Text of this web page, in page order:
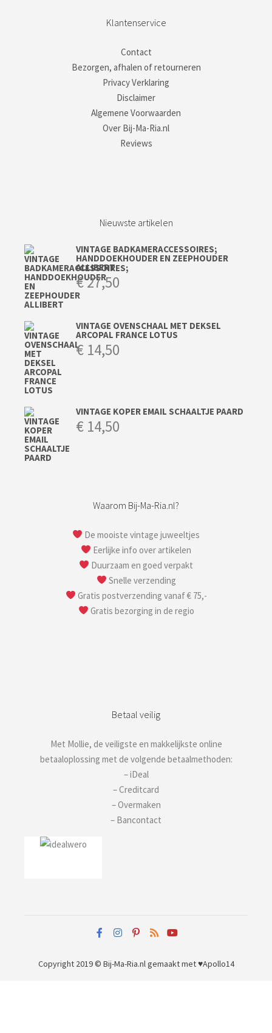
Klantenservice
Contact
Bezorgen, afhalen of retourneren
Privacy Verklaring
Disclaimer
Algemene Voorwaarden
Over Bij-Ma-Ria.nl
Reviews
Nieuwste artikelen
VINTAGE BADKAMERACCESSOIRES;
HANDDOEKHOUDER EN ZEEPHOUDER
ALLIBERT
€27,50
VINTAGE OVENSCHAAL MET DEKSEL
ARCOPAL FRANCE LOTUS
€ 14,50
VINTAGE KOPER EMAIL SCHAALTJE PAARD
€ 14,50
Waarom Bij-Ma-Ria.nl?
De mooiste vintage juweeltjes
Eerlijke info over artikelen
Duurzaam en goed verpakt
Snelle verzending
Gratis postverzending vanaf € 75,-
Gratis bezorging in de regio
Betaal veilig
Met Mollie, de veiligste en makkelijkste online
betaaloplossing met de volgende betaalmethoden:
– iDeal
– Creditcard
– Overmaken
– Bancontact
Copyright 2019 © Bij-Ma-Ria.nl gemaakt met ♥Apollo14